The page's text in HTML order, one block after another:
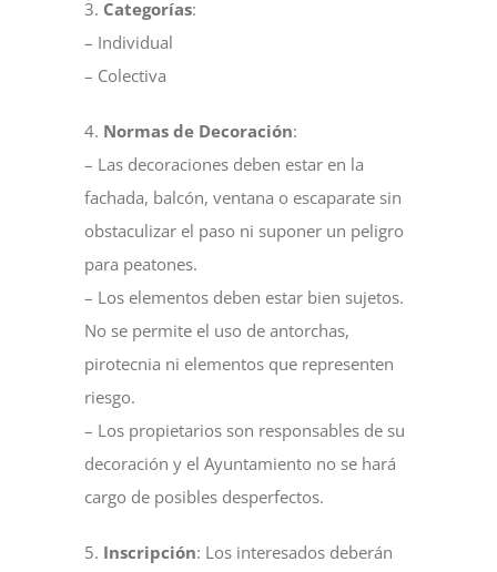
3. Categorías:
– Individual
– Colectiva
4. Normas de Decoración:
– Las decoraciones deben estar en la
fachada, balcón, ventana o escaparate sin
obstaculizar el paso ni suponer un peligro
para peatones.
– Los elementos deben estar bien sujetos.
No se permite el uso de antorchas,
pirotecnia ni elementos que representen
riesgo.
– Los propietarios son responsables de su
decoración y el Ayuntamiento no se hará
cargo de posibles desperfectos.
5. Inscripción: Los interesados deberán